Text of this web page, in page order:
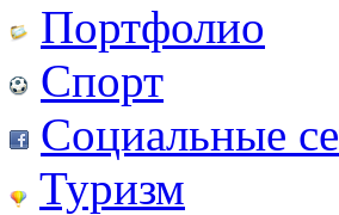
Портфолио
Спорт
Социальные
Туризм